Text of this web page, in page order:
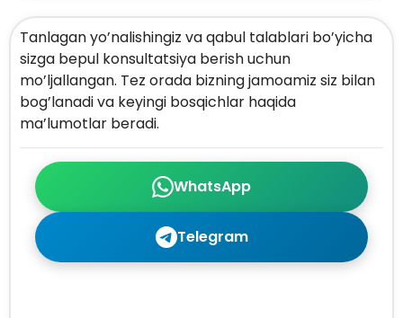
WhatsApp
Telegram
Tanlagan yo’nalishingiz va qabul talablari bo’yicha
sizga bepul konsultatsiya berish uchun
mo’ljallangan. Tez orada bizning jamoamiz siz bilan
bog’lanadi va keyingi bosqichlar haqida
ma’lumotlar beradi.